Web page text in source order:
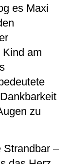
es Maxi
am
zu
Strandbar –